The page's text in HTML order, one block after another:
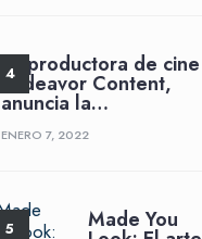
La productora de cine
Endeavor Content,
anuncia la…
ENERO 7, 2022
Made You